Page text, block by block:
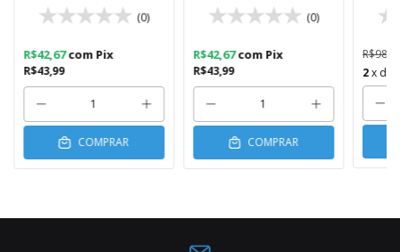
(0)
R$43,99
R$42,67com Pix
COMPRAR
(0)
R$43,99
R$42,67com Pix
COMPRAR
2 x de